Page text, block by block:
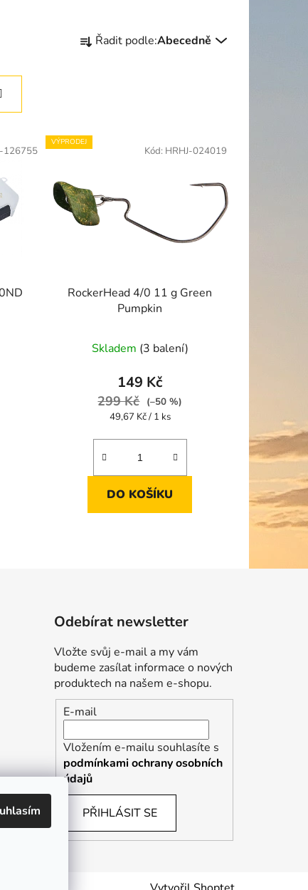
a
p
d
u
k
Řadit podle:Abecedně
126755
VÝPRODEJ
RockerHead 4/0 11 g Green
Pumpkin
Skladem (3 balení)
149 Kč
299 Kč (–50 %)
Měrná
49,67 Kč / 1 ks
DO KOŠÍKU
Kód: HRHJ-024019
Odebírat newsletter
Vložte svůj e-mail a my vám
budeme zasílat informace o nových
produktech na našem e-shopu.
E-mail
Vložením e-mailu souhlasíte s
podmínkami ochrany osobních
údajů
PŘIHLÁSIT SE